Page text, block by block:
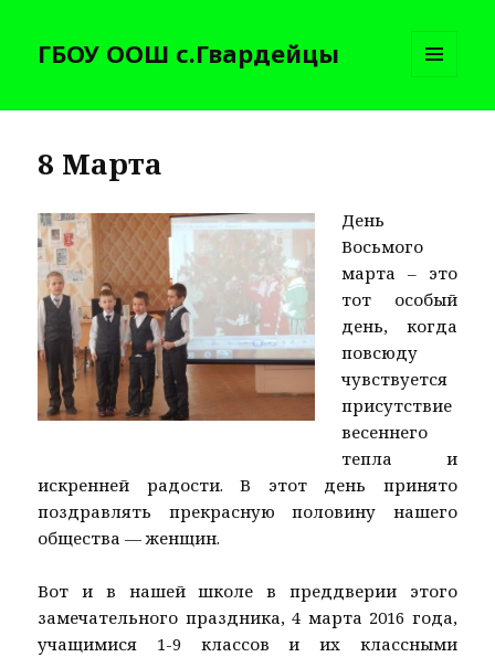
ГБОУ ООШ с.Гвардейцы
И
8 Марта
День
Восьмого
марта – это
тот особый
день, когда
повсюду
чувствуется
присутствие
весеннего
тепла и
искренней радости. В этот день принято
поздравлять прекрасную половину нашего
общества — женщин.
Вот и в нашей школе в преддверии этого
замечательного праздника, 4 марта 2016 года,
учащимися 1-9 классов и их классными